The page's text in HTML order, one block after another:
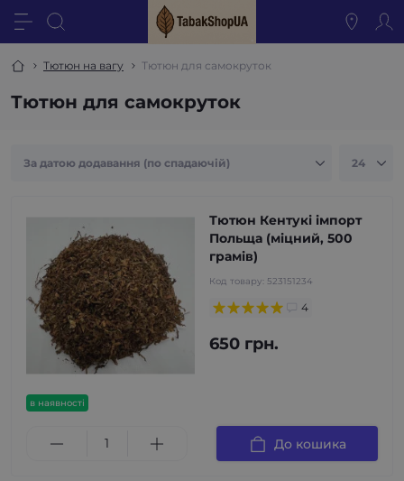
Тютюн на вагу Тютюн для самокруток
Тютюн для самокруток
в наявності
Тютюн Кентукі імпорт
Польща (міцний, 500
грамів)
Код товару: 523151234
4
650 грн.
До кошика